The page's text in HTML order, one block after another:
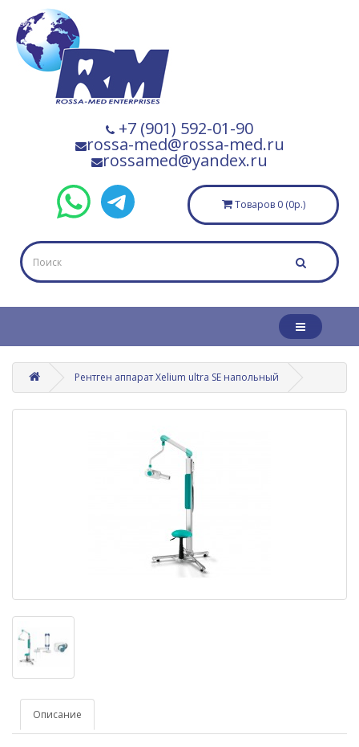
+7 (901) 592-01-90
rossa-med@rossa-med.ru
rossamed@yandex.ru
Товаров 0 (0р.)
Рентген аппарат Xelium ultra SE напольный
Описание